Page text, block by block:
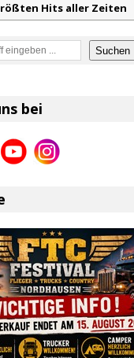
Hits aller Zeiten
Archiv
Suchen
bei